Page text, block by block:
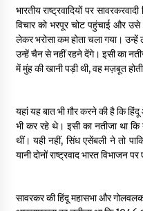
भारतीय राष्ट्रवादियों पर
विचार को भरपूर चोट पहुंचाई और
लेकर भरोसा कम होता चला गया। उन्हें
उन्हें चैन से नहीं रहने देंगे। इसी का
में मुंह की खानी पड़ी थी, वह मज़बूत
यहां यह बात भी ग़ौर करने की है कि
भी कर रहे थे। इसी का नतीजा था कि
थीं। यही नहीं, सिंध एसेंबली ने तो
यानी दोनों राष्ट्रवाद भारत
सावरकर की हिंदू महासभा और